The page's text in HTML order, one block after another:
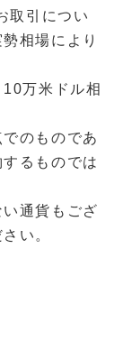
取引につい
相場により
10万米ドル相
のものであ
るものでは
通貨もござ
い。